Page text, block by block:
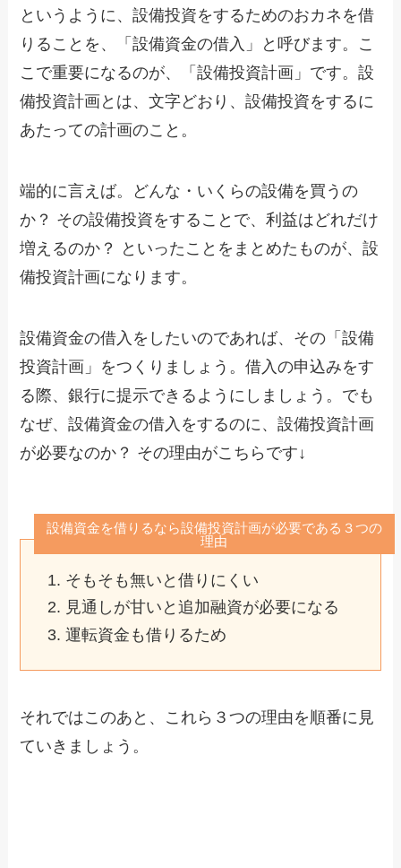
というように、設備投資をするためのおカネを借
りることを、「設備資金の借入」と呼びます。こ
こで重要になるのが、「設備投資計画」です。設
備投資計画とは、文字どおり、設備投資をするに
あたっての計画のこと。
端的に言えば。どんな・いくらの設備を買うの
か？ その設備投資をすることで、利益はどれだけ
増えるのか？ といったことをまとめたものが、設
備投資計画になります。
設備資金の借入をしたいのであれば、その「設備
投資計画」をつくりましょう。借入の申込みをす
る際、銀行に提示できるようにしましょう。でも
なぜ、設備資金の借入をするのに、設備投資計画
が必要なのか？ その理由がこちらです↓
設備資金を借りるなら設備投資計画が必要である３つの
理由
そもそも無いと借りにくい
見通しが甘いと追加融資が必要になる
運転資金も借りるため
それではこのあと、これら３つの理由を順番に見
ていきましょう。